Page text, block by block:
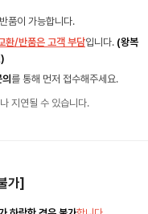
품이 가능합니다.
환/반품은 고객 부담입니다. (왕복
를 통해 먼저 접수해주세요.
지연될 수 있습니다.
가]